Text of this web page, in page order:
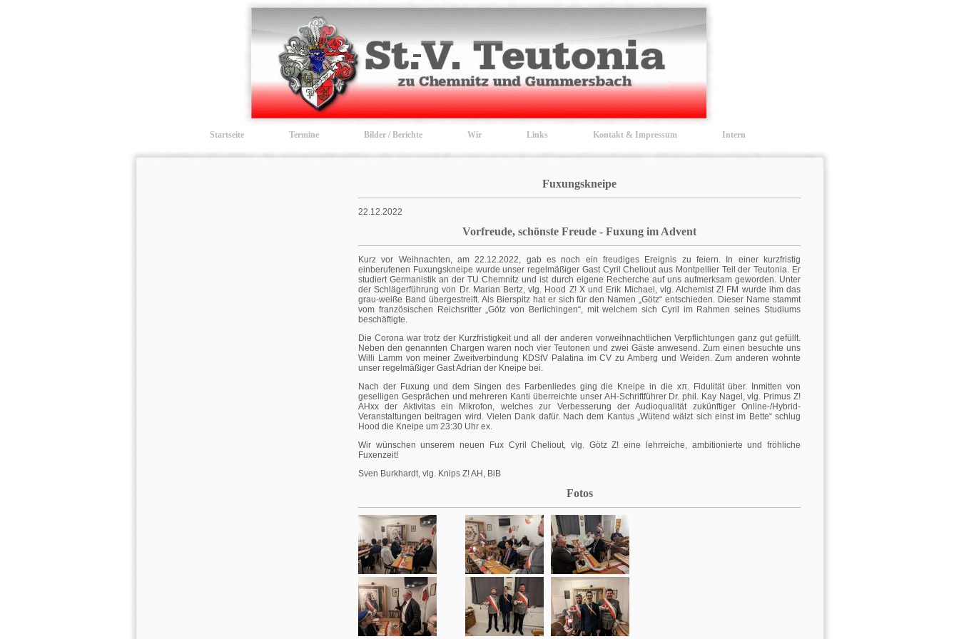
Startseite Termine Bilder / Berichte Wir Links Kontakt & Impressum Intern
Fuxungskneipe
22.12.2022
Vorfreude, schönste Freude - Fuxung im Advent
Kurz vor Weihnachten, am 22.12.2022, gab es noch ein freudiges Ereignis zu feiern. In einer kurzfristig
einberufenen Fuxungskneipe wurde unser regelmäßiger Gast Cyril Cheliout aus Montpellier Teil der Teutonia. Er
studiert Germanistik an der TU Chemnitz und ist durch eigene Recherche auf uns aufmerksam geworden. Unter
der Schlägerführung von Dr. Marian Bertz, vlg. Hood Z! X und Erik Michael, vlg. Alchemist Z! FM wurde ihm das
grau-weiße Band übergestreift. Als Bierspitz hat er sich für den Namen „Götz“ entschieden. Dieser Name stammt
vom französischen Reichsritter „Götz von Berlichingen“, mit welchem sich Cyril im Rahmen seines Studiums
beschäftigte.
Die Corona war trotz der Kurzfristigkeit und all der anderen vorweihnachtlichen Verpflichtungen ganz gut gefüllt.
Neben den genannten Chargen waren noch vier Teutonen und zwei Gäste anwesend. Zum einen besuchte uns
Willi Lamm von meiner Zweitverbindung KDStV Palatina im CV zu Amberg und Weiden. Zum anderen wohnte
unser regelmäßiger Gast Adrian der Kneipe bei.
Nach der Fuxung und dem Singen des Farbenliedes ging die Kneipe in die xπ. Fidulität über. Inmitten von
geselligen Gesprächen und mehreren Kanti überreichte unser AH-Schriftführer Dr. phil. Kay Nagel, vlg. Primus Z!
AHxx der Aktivitas ein Mikrofon, welches zur Verbesserung der Audioqualität zukünftiger Online-/Hybrid-
Veranstaltungen beitragen wird. Vielen Dank dafür. Nach dem Kantus „Wütend wälzt sich einst im Bette“ schlug
Hood die Kneipe um 23:30 Uhr ex.
Wir wünschen unserem neuen Fux Cyril Cheliout, vlg. Götz Z! eine lehrreiche, ambitionierte und fröhliche
Fuxenzeit!
Sven Burkhardt, vlg. Knips Z! AH, BiB
Fotos